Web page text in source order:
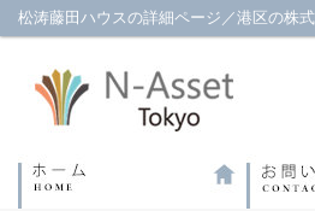
松涛藤田ハウスの詳細ページ／港区の株